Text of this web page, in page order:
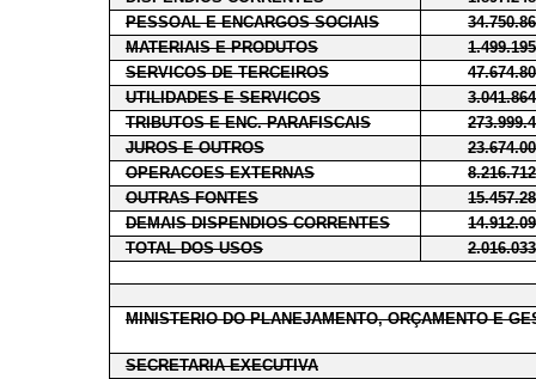
PESSOAL E ENCARGOS SOCIAIS
MATERIAIS E PRODUTOS
SERVICOS DE TERCEIROS
UTILIDADES E SERVICOS
3.041.864
TRIBUTOS E ENC. PARAFISCAIS
JUROS E OUTROS
OPERACOES EXTERNAS
8.216.712
OUTRAS FONTES
DEMAIS DISPENDIOS CORRENTES
TOTAL DOS USOS
MINISTERIO DO PLANEJAMENTO, ORÇAMENTO E
SECRETARIA EXECUTIVA